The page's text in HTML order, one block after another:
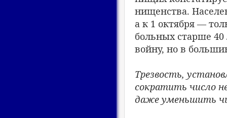
нищенства.
а к 1 октября —
больных старше
войну, но в
Трезвость,
сократить число
даже уменьшить